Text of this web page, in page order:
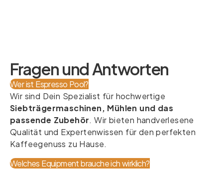
Fragen und Antworten
Wer ist Espresso Pool?
Wir sind Dein Spezialist für hochwertige
Siebträgermaschinen, Mühlen und das
passende Zubehör. Wir bieten handverlesene
Qualität und Expertenwissen für den perfekten
Kaffeegenuss zu Hause.
Welches Equipment brauche ich wirklich?